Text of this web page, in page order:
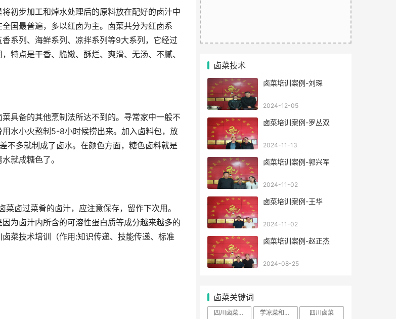
初步加工和焯水处理后的原料放在配好的卤汁中
国最普遍，多以红卤为主。卤菜共分为红卤系
系列、海鲜系列、凉拌系列等9大系列，它经过
特点是干香、脆嫩、酥烂、爽滑、无汤、不腻、
具备的其他烹制法所达不到的。寻常家中一般不
水小火熬制5-8小时候捞出来。加入卤料包，放
不多就制成了卤水。在颜色方面，糖色卤料就是
水就成糖色了。
菜卤过菜肴的卤汁，应注意保存，留作下次用。
为卤汁内所含的可溶性蛋白质等成分越来越多的
菜技术培训（作用:知识传递、技能传递、标准
卤菜技术
卤菜培训案例-刘琛
2024-12-05
卤菜培训案例-罗丛双
2024-11-13
卤菜培训案例-郭兴军
2024-11-02
卤菜培训案例-王华
2024-11-02
卤菜培训案例-赵正杰
2024-08-25
卤菜关键词
四川卤菜去哪里学正宗 学凉菜和卤菜要多少学费
四川卤菜